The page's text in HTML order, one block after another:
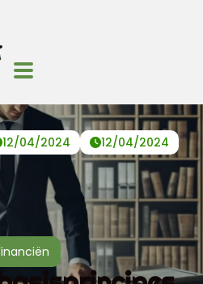
12/04/2024 12/04/2024